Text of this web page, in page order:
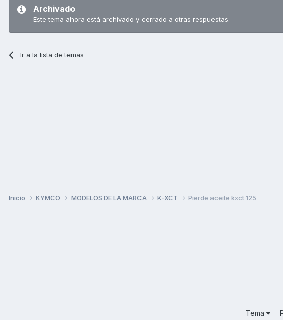
Archivado
Este tema ahora está archivado y cerrado a otras respuestas.
Ir a la lista de temas
Inicio KYMCO MODELOS DE LA MARCA K-XCT Pierde aceite kxct 125
Tema